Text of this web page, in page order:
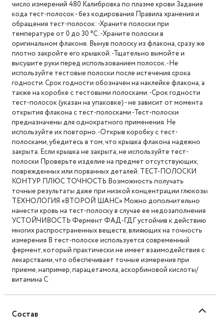
число измерений 480 Калибровка по плазме крови Задание
кода тест-полосок - без кодирования Правила хранения и
обращения тест-полосок: -Храните полоски при
температуре от 0 до 30 °C. -Храните полоски в
оригинальном флаконе. Вынув полоску из флакона, сразу же
плотно закройте его крышкой. -Тщательно вымойте и
высушите руки перед использованием полосок. -Не
используйте тестовые полоски после истечения срока
годности. Срок годности обозначен на наклейке флакона, а
также на коробке с тестовыми полосками. -Срок годности
тест-полосок (указан на упаковке) - не зависит от момента
открытия флакона с тест-полосками -Тест-полоски
предназначены для однократного применения. Не
используйте их повторно. -Открыв коробку с тест-
полосками, убедитесь в том, что крышка флакона надежно
закрыта. Если крышка не закрыта, не используйте тест-
полоски Проверьте изделие на предмет отсутствующих,
поврежденных или порванных деталей. ТЕСТ-ПОЛОСКИ
КОНТУР ПЛЮС ТОЧНОСТЬ Возможность получать
точные результаты даже при низкой концентрации глюкозы
ТЕХНОЛОГИЯ «ВТОРОЙ ШАНС» Можно дополнительно
нанести кровь на тест-полоску в случае ее недозаполнения
УСТОЙЧИВОСТЬ Фермент ФАД-ГДГ устойчив к действию
многих распространенных веществ, влияющих на точность
измерения В тест-полоске используется современный
фермент, который практически не имеет взаимодействия с
лекарствами, что обеспечивает точные измерения при
приеме, например, парацетамола, аскорбиновой кислоты/
витамина С
Состав